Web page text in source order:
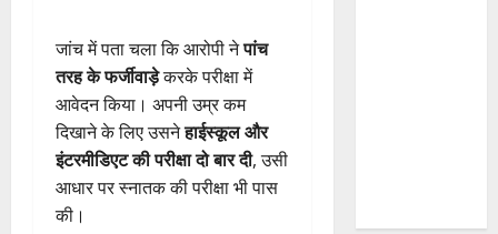
जांच में पता चला कि आरोपी नेपांच
तरह के फर्जीवाड़ेकरके परीक्षा में
आवेदन किया। अपनी उम्र कम
दिखाने के लिए उसनेहाईस्कूल और
इंटरमीडिएट की परीक्षा दो बार दी, उसी
आधार पर स्नातक की परीक्षा भी पास
की।